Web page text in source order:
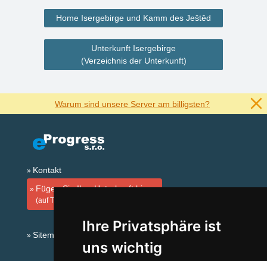
Ihre Privatsphäre ist
uns wichtig
Home Isergebirge und Kamm des Ještěd
Unterkunft Isergebirge
(Verzeichnis der Unterkunft)
Warum sind unsere Server am billigsten?
Kontakt
Fügen Sie Ihre Unterkunft hinzu
(auf Tschechisch)
Sitemap